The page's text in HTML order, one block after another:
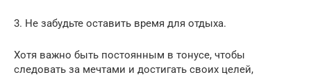
3. Не забудьте оставить время для отдыха.
Хотя важно быть постоянным в тонусе, чтобы
следовать за мечтами и достигать своих целей,